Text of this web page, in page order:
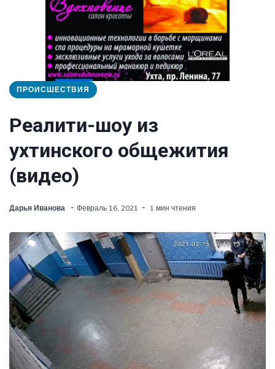
ПРОИСШЕСТВИЯ
Реалити-шоу из
ухтинского общежития
(видео)
Дарья Иванова Февраль 16, 2021 1 мин чтения